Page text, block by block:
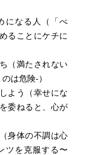
になる人（「べ
ることにケチに
（満たされない
は危険-）
よう（幸せにな
委ねると、心が
身体の不調は心
ツを克服する〜